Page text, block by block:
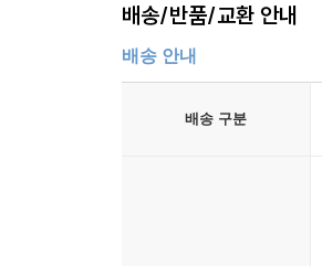
배송/반품/교환 안내
배송 안내
배송 구분